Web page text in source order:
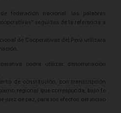
federación nacional: las palabras
seguidas de la referencia a
de Cooperativas del Perú utilizará
podrá utilizar denominación
de constitución, con transcripción
regional que corresponda, bajo fe
juez de paz, para los efectos del inciso